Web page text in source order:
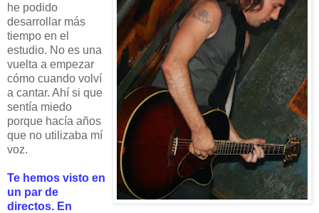
he podido
desarrollar más
tiempo en el
estudio. No es una
vuelta a empezar
cómo cuando volví
a cantar. Ahí si que
sentía miedo
porque hacía años
que no utilizaba mí
voz.
Te hemos visto en
un par de
directos. En